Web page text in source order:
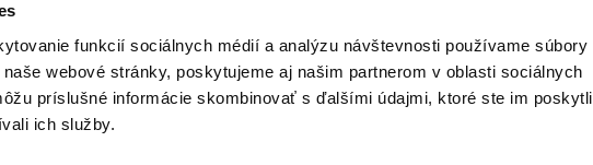
funkcií sociálnych médií a analýzu návštevnosti používame súbory
webové stránky, poskytujeme aj našim partnerom v oblasti sociálnych
príslušné informácie skombinovať s ďalšími údajmi, ktoré ste im poskytli
ich služby.